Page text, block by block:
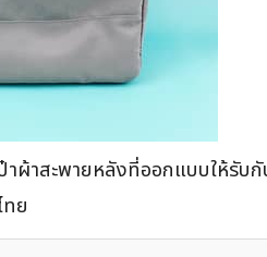
าผ้าสะพายหลังที่ออกแบบให้รับ
ย